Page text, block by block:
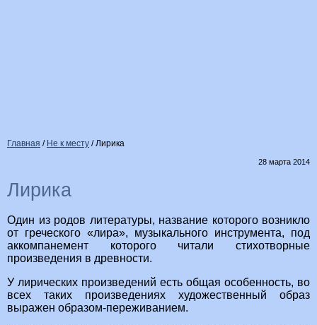
Главная / Не к месту /Лирика
28 марта 2014
Лирика
Один из родов литературы, название которого возникло
от греческого «лира», музыкального инструмента, под
аккомпанемент которого читали стихотворные
произведения в древности.
У лирических произведений есть общая особенность, во
всех таких произведениях художественный образ
выражен образом-переживанием.